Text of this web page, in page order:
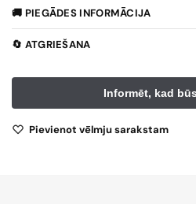
🚚 PIEGĀDES INFORMĀCIJA
🔄 ATGRIEŠANA
Pievienot vēlmju sarakstam